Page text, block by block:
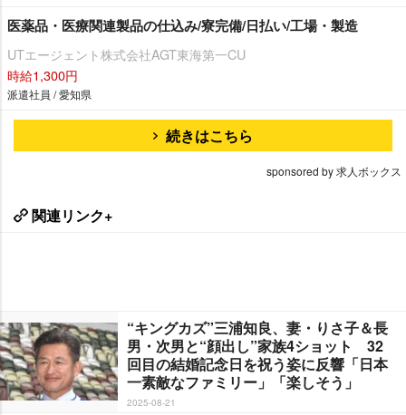
医薬品・医療関連製品の仕込み/寮完備/日払い/工場・製造
UTエージェント株式会社AGT東海第一CU
時給1,300円
派遣社員 / 愛知県
続きはこちら
sponsored by 求人ボックス
関連リンク+
“キングカズ”三浦知良、妻・りさ子＆長
男・次男と“顔出し”家族4ショット 32
回目の結婚記念日を祝う姿に反響「日本
一素敵なファミリー」「楽しそう」
2025-08-21